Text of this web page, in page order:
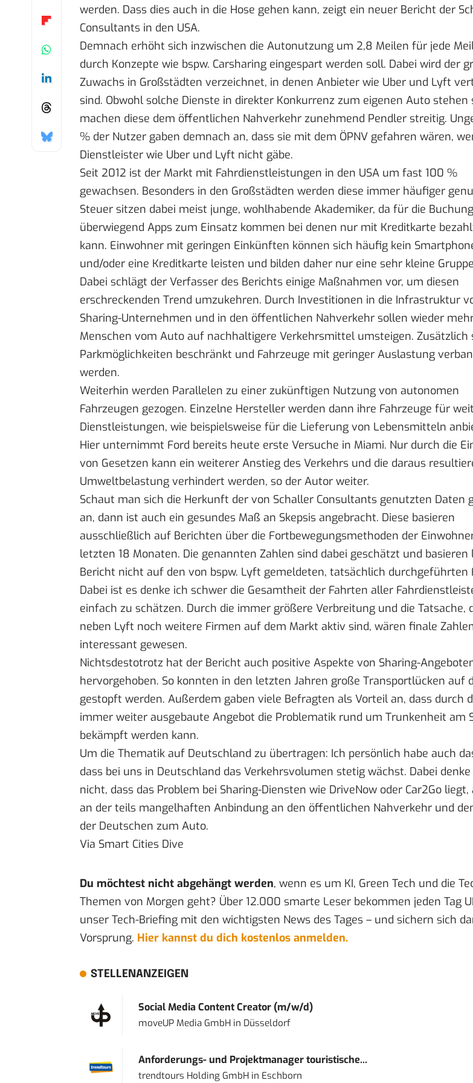
werden. Dass dies auch in die Hose gehen kann, zeigt ein neuer Bericht der
Consultants in den USA.
Demnach erhöht sich inzwischen die Autonutzung um 2,8 Meilen für jede
durch Konzepte wie bspw. Carsharing eingespart werden soll. Dabei wird der
Zuwachs in Großstädten verzeichnet, in denen Anbieter wie Uber und Lyft
sind. Obwohl solche Dienste in direkter Konkurrenz zum eigenen Auto stehen
machen diese dem öffentlichen Nahverkehr zunehmend Pendler streitig.
% der Nutzer gaben demnach an, dass sie mit dem ÖPNV gefahren wären,
Dienstleister wie Uber und Lyft nicht gäbe.
Seit 2012 ist der Markt mit Fahrdienstleistungen in den USA um fast 100 %
gewachsen. Besonders in den Großstädten werden diese immer häufiger
Steuer sitzen dabei meist junge, wohlhabende Akademiker, da für die Buchung
überwiegend Apps zum Einsatz kommen bei denen nur mit Kreditkarte
kann. Einwohner mit geringen Einkünften können sich häufig kein
und/oder eine Kreditkarte leisten und bilden daher nur eine sehr kleine
Dabei schlägt der Verfasser des Berichts einige Maßnahmen vor, um diesen
erschreckenden Trend umzukehren. Durch Investitionen in die Infrastruktur
Sharing-Unternehmen und in den öffentlichen Nahverkehr sollen wieder
Menschen vom Auto auf nachhaltigere Verkehrsmittel umsteigen. Zusätzlich
Parkmöglichkeiten beschränkt und Fahrzeuge mit geringer Auslastung
werden.
Weiterhin werden Parallelen zu einer zukünftigen Nutzung von autonomen
Fahrzeugen gezogen. Einzelne Hersteller werden dann ihre Fahrzeuge für
Dienstleistungen, wie beispielsweise für die Lieferung von Lebensmitteln
Hier unternimmt Ford bereits heute erste Versuche in Miami. Nur durch die
von Gesetzen kann ein weiterer Anstieg des Verkehrs und die daraus
Umweltbelastung verhindert werden, so der Autor weiter.
Schaut man sich die Herkunft der von Schaller Consultants genutzten Daten
an, dann ist auch ein gesundes Maß an Skepsis angebracht. Diese basieren
ausschließlich auf Berichten über die Fortbewegungsmethoden der
letzten 18 Monaten. Die genannten Zahlen sind dabei geschätzt und basieren
Bericht nicht auf den von bspw. Lyft gemeldeten, tatsächlich durchgeführten
Dabei ist es denke ich schwer die Gesamtheit der Fahrten aller
einfach zu schätzen. Durch die immer größere Verbreitung und die Tatsache,
neben Lyft noch weitere Firmen auf dem Markt aktiv sind, wären finale
interessant gewesen.
Nichtsdestotrotz hat der Bericht auch positive Aspekte von Sharing-
hervorgehoben. So konnten in den letzten Jahren große Transportlücken auf
gestopft werden. Außerdem gaben viele Befragten als Vorteil an, dass durch
immer weiter ausgebaute Angebot die Problematik rund um Trunkenheit am
bekämpft werden kann.
Um die Thematik auf Deutschland zu übertragen: Ich persönlich habe auch
dass bei uns in Deutschland das Verkehrsvolumen stetig wächst. Dabei denke
nicht, dass das Problem bei Sharing-Diensten wie DriveNow oder Car2Go
an der teils mangelhaften Anbindung an den öffentlichen Nahverkehr und
der Deutschen zum Auto.
Via Smart Cities Dive
Du möchtest nicht abgehängt werden, wenn es um KI, Green Tech und die
Themen von Morgen geht? Über 12.000 smarte Leser bekommen jeden Tag
unser Tech-Briefing mit den wichtigsten News des Tages – und sichern sich
Vorsprung. Hier kannst du dich kostenlos anmelden.
STELLENANZEIGEN
Social Media Content Creator (m/w/d)
moveUP Media GmbHin Düsseldorf
Anforderungs- und Projektmanager touristische...
trendtours Holding GmbHin Eschborn